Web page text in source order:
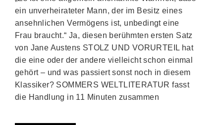
ein unverheirateter Mann, der im Besitz eines
ansehnlichen Vermögens ist, unbedingt eine
Frau braucht.“ Ja, diesen berühmten ersten Satz
von Jane Austens STOLZ UND VORURTEIL hat
die eine oder der andere vielleicht schon einmal
gehört – und was passiert sonst noch in diesem
Klassiker? SOMMERS WELTLITERATUR fasst
die Handlung in 11 Minuten zusammen